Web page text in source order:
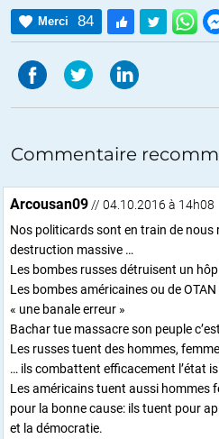
Merci 84
Commentaire
Arcousan09 // 04.10.2016 à 14h08
Nos politicards sont en train de nous
destruction massive …
Les bombes russes détruisent un
Les bombes américaines ou de
« une banale erreur »
Bachar tue massacre son peuple
Les russes tuent des hommes,
… ils combattent efficacement l’état
Les américains tuent aussi hommes
pour la bonne cause: ils tuent pour
et la démocratie.